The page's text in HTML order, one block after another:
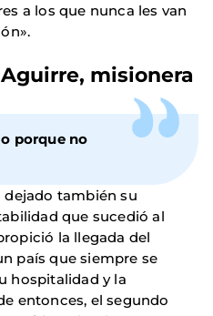
a los que nunca les van
, misionera
porque no
dejado también su
que sucedió al
la llegada del
país que siempre se
hospitalidad y la
entonces, el segundo